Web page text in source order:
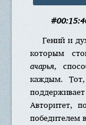
Гений и
которым
ачарья,
каждым.
Авторитет,
победителем